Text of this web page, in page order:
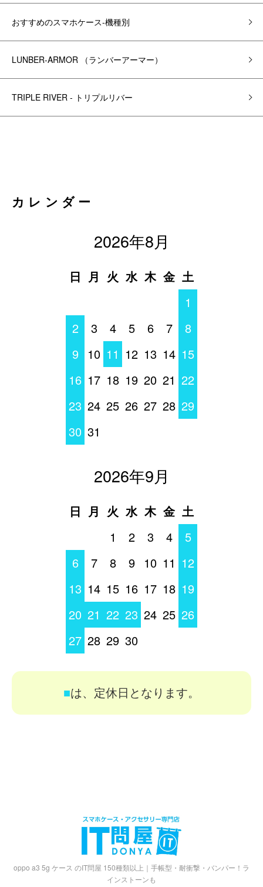
おすすめのスマホケース-機種別
LUNBER-ARMOR （ランバーアーマー）
TRIPLE RIVER - トリプルリバー
カレンダー
2026年8月
日 月 火 水 木 金 土
1
2
3 4 5 6 7
8
9
10 11 12 13 14 15
16 17 18 19 20 21 22
23 24 25 26 27 28 29
30 31
2026年9月
日 月 火 水 木 金 土
1
2 3 4
5
6
7 8 9 10 11 12
13 14 15 16 17 18 19
20 21 22 23 24 25 26
27 28 29 30
■は、定休日となります。
oppo a3 5g ケース のIT問屋 150種類以上｜手帳型・耐衝撃・バンパー！ラ
インストーンも